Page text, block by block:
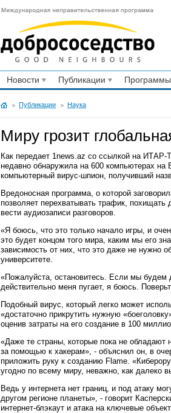
Новости Публикации
Публикации Наука
Миру грозит
Как передает 1news.az со ссылкой на ИТАР-
недавно обнаружила на 600 компьютерах
компьютерный вирус-шпион, получивший
Вредоносная программа, о которой
позволяет перехватывать трафик,
вести аудиозаписи разговоров.
«Я боюсь, что это только начало игры, и
это будет концом того мира, каким мы его
зависимость от них, что это даже не нужно
университете.
«Пожалуйста, остановитесь. Если мы будем
действительно меня пугает, я боюсь.
Подобный вирус, который легко может
«достаточно прикрутить нужную
оценив затраты на его создание в 100
«Даже те страны, которые пока не обладают
за помощью к хакерам», - объяснил он, в
приложить руку к созданию Flame.
угодно по всему миру, неважно, как далеко
Ведь у интернета нет границ, и под атаку
другом регионе планеты», - говорит
интернет-блэкаут и атака на ключевые